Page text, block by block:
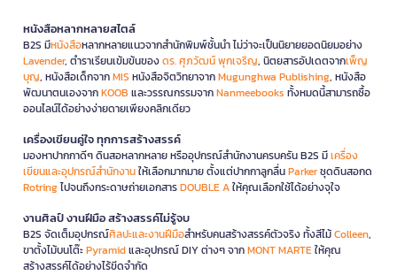
หนังสือหลากหลายสไตล์
B2S มีหนังสือหลากหลายแนวจากสำนักพิมพ์ชั้นนำ ไม่ว่าจะเป็นนิยายยอดนิยมอย่าง
Lavender, ตำราเรียนเข้มข้นของดร. ศุภวัฒน์ พุกเจริญ, นิตยสารอัปเดตจากเพ็ญ
บุญ, หนังสือเด็กจากMIS หนังสือจิตวิทยาจากMugunghwa Publishing, หนังสือ
พัฒนาตนเองจากKOOB และวรรณกรรมจากNanmeebooks ทั้งหมดนี้สามารถซื้อ
ออนไลน์ได้อย่างง่ายดายเพียงคลิกเดียว
เครื่องเขียนคู่ใจ ทุกการสร้างสรรค์
มองหาปากกาดีๆ ดินสอหลากหลาย หรืออุปกรณ์สำนักงานครบครัน B2S มีเครื่อง
เขียนและอุปกรณ์สำนักงานให้เลือกมากมาย ตั้งแต่ปากกาลูกลื่นParkerชุดดินสอกด
Rotringไปจนถึงกระดาษถ่ายเอกสารDOUBLE Aให้คุณเลือกใช้ได้อย่างจุใจ
งานศิลป์ งานฝีมือ สร้างสรรค์ไม่รู้จบ
B2S จัดเต็มอุปกรณ์ศิลปะและงานฝีมือสำหรับคนสร้างสรรค์ตัวจริง ทั้งสีไม้Colleen,
ขาตั้งไม้บนโต๊ะPyramidและอุปกรณ์ DIY ต่างๆ จากMONT MARTEให้คุณ
สร้างสรรค์ได้อย่างไร้ขีดจำกัด